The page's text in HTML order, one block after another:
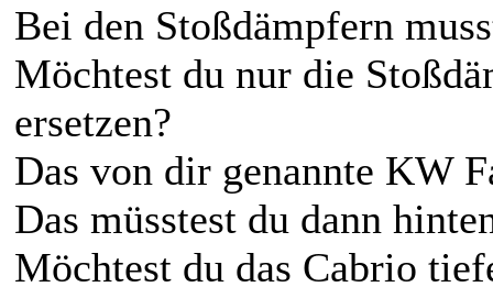
Bei den Stoßdämpfern
Möchtest du nur die
ersetzen?
Das von dir genannte KW
Das müsstest du dann
Möchtest du das Cabrio